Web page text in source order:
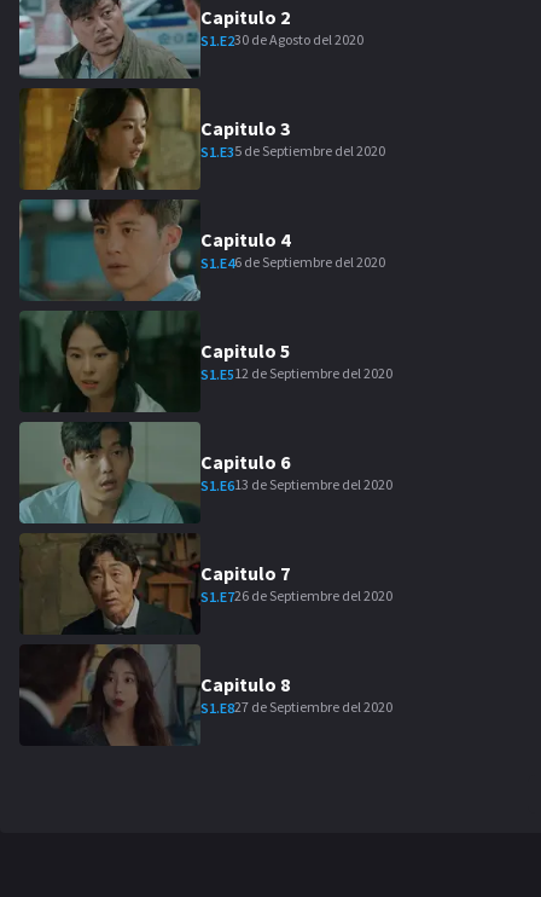
Capitulo 2
S1.E230 de Agosto del 2020
Capitulo 3
S1.E35 de Septiembre del 2020
Capitulo 4
S1.E46 de Septiembre del 2020
Capitulo 5
S1.E512 de Septiembre del 2020
Capitulo 6
S1.E613 de Septiembre del 2020
Capitulo 7
S1.E726 de Septiembre del 2020
Capitulo 8
S1.E827 de Septiembre del 2020